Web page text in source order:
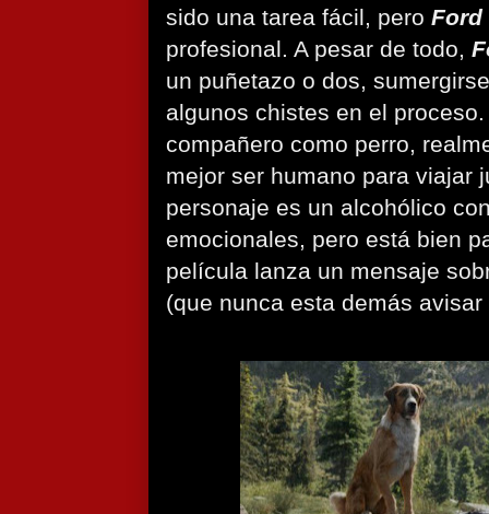
sido una tarea fácil, pero Ford
profesional. A pesar de todo,
un puñetazo o dos,
algunos chistes en el
compañero como perro,
mejor ser humano para viajar
personaje es un alcohólico
emocionales, pero está bien
película lanza un mensaje
(que nunca esta demás